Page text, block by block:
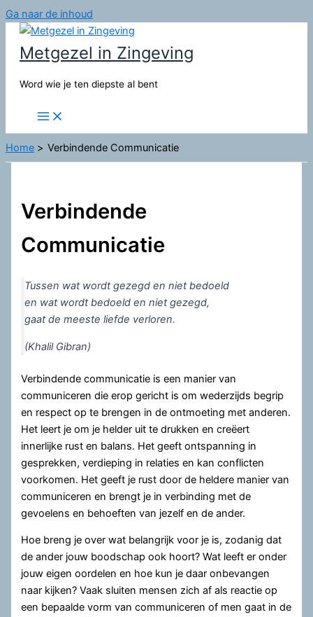
Ga naar de inhoud
Metgezel in Zingeving
Word wie je ten diepste al bent
Home Verbindende Communicatie
Verbindende
Communicatie
Tussen wat wordt gezegd en niet bedoeld
en wat wordt bedoeld en niet gezegd,
gaat de meeste liefde verloren.
(Khalil Gibran)
Verbindende communicatie is een manier van
communiceren die erop gericht is om wederzijds begrip
en respect op te brengen in de ontmoeting met anderen.
Het leert je om je helder uit te drukken en creëert
innerlijke rust en balans. Het geeft ontspanning in
gesprekken, verdieping in relaties en kan conflicten
voorkomen. Het geeft je rust door de heldere manier van
communiceren en brengt je in verbinding met de
gevoelens en behoeften van jezelf en de ander.
Hoe breng je over wat belangrijk voor je is, zodanig dat
de ander jouw boodschap ook hoort? Wat leeft er onder
jouw eigen oordelen en hoe kun je daar onbevangen
naar kijken? Vaak sluiten mensen zich af als reactie op
een bepaalde vorm van communiceren of men gaat in de